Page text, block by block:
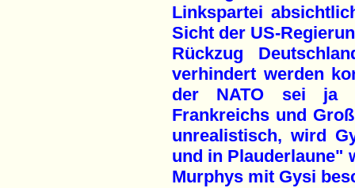
Linkspartei
Sicht der US-
Rückzug
verhindert werden
der NATO sei ja
Frankreichs und
unrealistisch, wird
und in Plauderlaune"
Murphys mit Gysi